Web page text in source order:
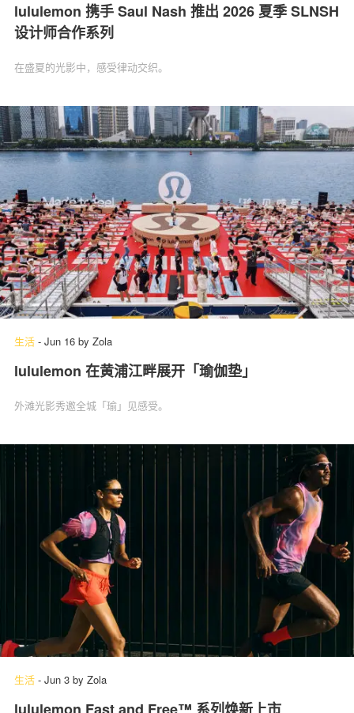
lululemon 携手 Saul Nash 推出 2026 夏季 SLNSH
设计师合作系列
在盛夏的光影中，感受律动交织。
生活 - Jun 16 by Zola
lululemon 在黄浦江畔展开「瑜伽垫」
外滩光影秀邀全城「瑜」见感受。
生活 - Jun 3 by Zola
lululemon Fast and Free™ 系列焕新上市